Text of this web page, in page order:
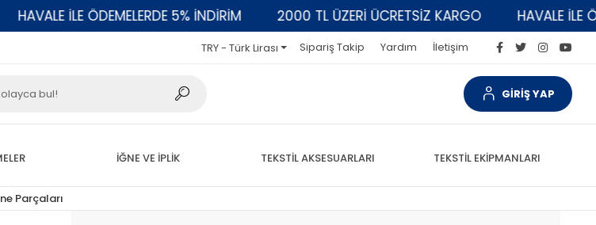
İLE ÖDEMELERDE 5% İNDİRİM 2000 TL ÜZERİ ÜCRETSİZ KARGO HAVALE İLE
TRY - Türk Lirası Sipariş Takip Yardım İletişim
GİRİŞ YAP
İĞNE VE İPLİK TEKSTİL AKSESUARLARI TEKSTİL EKİPMANLARI
Parçaları